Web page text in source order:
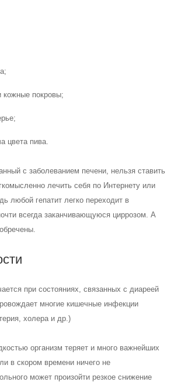
кожные покровы;
цвета пива.
с заболеванием печени, нельзя ставить
лечить себя по Интернету или
любой гепатит легко переходит в
всегда заканчивающуюся циррозом. А
при состояниях, связанных с диареей
многие кишечные инфекции
холера и др.)
организм теряет и много важнейших
в скором времени ничего не
может произойти резкое снижение